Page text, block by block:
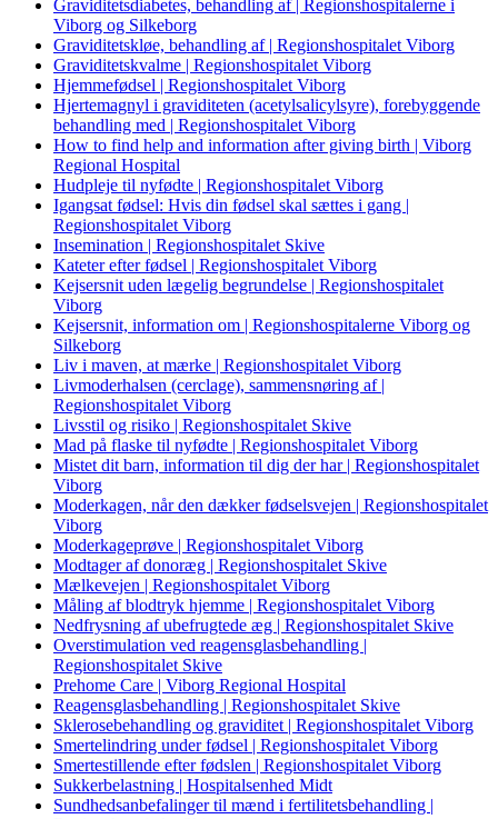
Graviditetsdiabetes, behandling af | Regionshospitalerne i
Viborg og Silkeborg
Graviditetskløe, behandling af | Regionshospitalet Viborg
Graviditetskvalme | Regionshospitalet Viborg
Hjemmefødsel | Regionshospitalet Viborg
Hjertemagnyl i graviditeten (acetylsalicylsyre), forebyggende
behandling med | Regionshospitalet Viborg
How to find help and information after giving birth | Viborg
Regional Hospital
Hudpleje til nyfødte | Regionshospitalet Viborg
Igangsat fødsel: Hvis din fødsel skal sættes i gang |
Regionshospitalet Viborg
Insemination | Regionshospitalet Skive
Kateter efter fødsel | Regionshospitalet Viborg
Kejsersnit uden lægelig begrundelse | Regionshospitalet
Viborg
Kejsersnit, information om | Regionshospitalerne Viborg og
Silkeborg
Liv i maven, at mærke | Regionshospitalet Viborg
Livmoderhalsen (cerclage), sammensnøring af |
Regionshospitalet Viborg
Livsstil og risiko | Regionshospitalet Skive
Mad på flaske til nyfødte | Regionshospitalet Viborg
Mistet dit barn, information til dig der har | Regionshospitalet
Viborg
Moderkagen, når den dækker fødselsvejen | Regionshospitalet
Viborg
Moderkageprøve | Regionshospitalet Viborg
Modtager af donoræg | Regionshospitalet Skive
Mælkevejen | Regionshospitalet Viborg
Måling af blodtryk hjemme | Regionshospitalet Viborg
Nedfrysning af ubefrugtede æg | Regionshospitalet Skive
Overstimulation ved reagensglasbehandling |
Regionshospitalet Skive
Prehome Care | Viborg Regional Hospital
Reagensglasbehandling | Regionshospitalet Skive
Sklerosebehandling og graviditet | Regionshospitalet Viborg
Smertelindring under fødsel | Regionshospitalet Viborg
Smertestillende efter fødslen | Regionshospitalet Viborg
Sukkerbelastning | Hospitalsenhed Midt
Sundhedsanbefalinger til mænd i fertilitetsbehandling |